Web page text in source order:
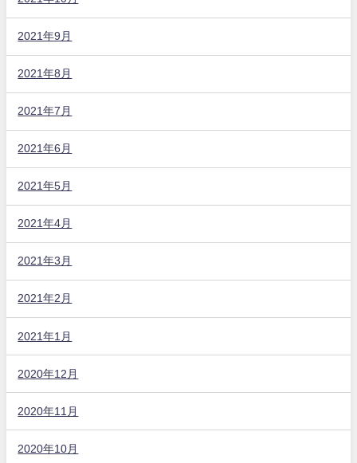
2021年9月
2021年8月
2021年7月
2021年6月
2021年5月
2021年4月
2021年3月
2021年2月
2021年1月
2020年12月
2020年11月
2020年10月